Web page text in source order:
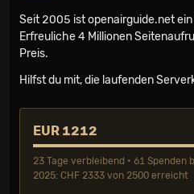
Seit 2005 ist openairguide.net ein
Erfreuliche 4 Millionen
Preis.
Hilfst du mit, die laufenden
EUR 1212
23 Tage verbleibend • 61 Spenden
2025: CHF 2333 von 2500 erreicht